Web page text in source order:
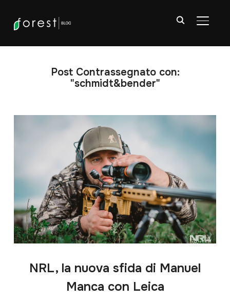
APRI/
Post Contrassegnato con:
"schmidt&bender"
NRL, la nuova sfida di Manuel
Manca con Leica